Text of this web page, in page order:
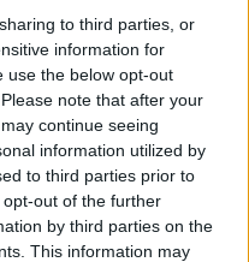
to third parties, or
information for
use the below opt-out
note that after your
continue seeing
information utilized by
to third parties prior to
out of the further
by third parties on the
This information may
ingatlanra kötött
biatorbágyi CTPark
lánc egyik
oldalán.